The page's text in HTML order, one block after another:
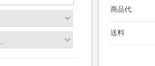
商品代
送料